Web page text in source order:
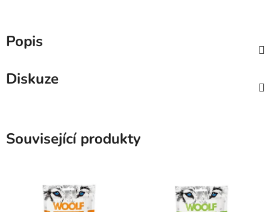
Popis
Diskuze
Související produkty